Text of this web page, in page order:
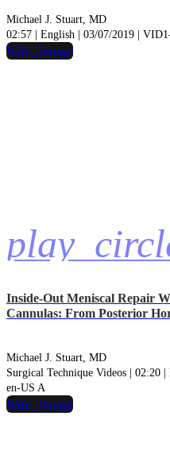
Michael J. Stuart, MD
02:57 | English | 03/07/2019 |
hide_image
Inside-Out Meniscal Repair
Cannulas: From Posterior
Michael J. Stuart, MD
Surgical Technique Videos | 02:20
en-US A
hide_image